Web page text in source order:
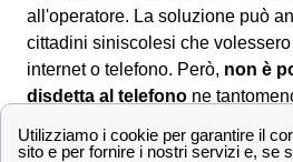
all'operatore. La soluzione può
cittadini siniscolesi che
internet o telefono. Però, non è
disdetta al telefono ne
per la disdetta TIMcorretto